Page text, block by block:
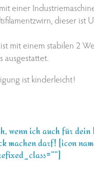
einer
dieser ist
ist mit einem stabilen 2
ausgestattet.
ist kinderleicht!
wenn ich auch für dein
machen darf! [icon